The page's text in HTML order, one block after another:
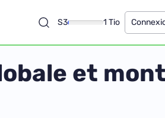
S3 1 Tio
et